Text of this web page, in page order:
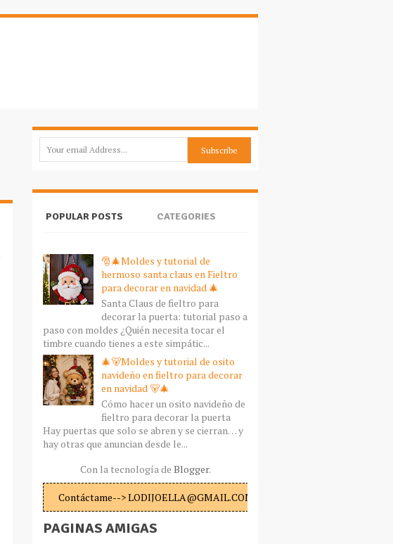
POPULAR POSTS CATEGORIES
🎅🎄Moldes y tutorial de
hermoso santa claus en Fieltro
para decorar en navidad 🎄
Santa Claus de fieltro para
decorar la puerta: tutorial paso a
paso con moldes ¿Quién necesita tocar el
timbre cuando tienes a este simpátic...
🎄🐻Moldes y tutorial de osito
navideño en fieltro para decorar
en navidad 🐻🎄
Cómo hacer un osito navideño de
fieltro para decorar la puerta
Hay puertas que solo se abren y se cierran… y
hay otras que anuncian desde le...
Con la tecnología de Blogger.
Contáctame--> LODIJOELLA@GMAIL.COM
PAGINAS AMIGAS